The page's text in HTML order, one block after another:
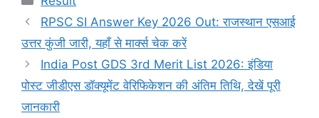
RPSC SI Answer Key 2026 Out: राजस्थान एसआई
उत्तर कुंजी जारी, यहाँ से मार्क्स चेक करें
India Post GDS 3rd Merit List 2026: इंडिया
पोस्ट जीडीएस डॉक्यूमेंट वेरिफिकेशन की अंतिम तिथि, देखें पूरी
जानकारी